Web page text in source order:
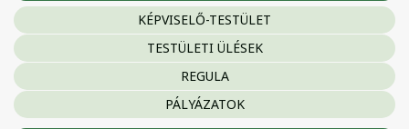
KÉPVISELŐ-TESTÜLET
TESTÜLETI ÜLÉSEK
REGULA
PÁLYÁZATOK